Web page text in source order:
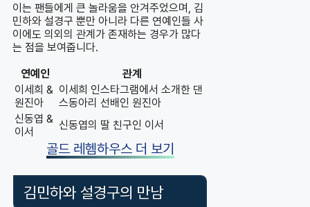
이는 팬들에게 큰 놀라움을 안겨주었으며, 김
민하와 설경구 뿐만 아니라 다른 연예인들 사
이에도 의외의 관계가 존재하는 경우가 많다
는 점을 보여줍니다.
연예인
관계
이세희 &
원진아
이세희 인스타그램에서 소개한 댄
스동아리 선배인 원진아
신동엽 &
이서
신동엽의 딸 친구인 이서
골드 레헴하우스 더 보기
김민하와 설경구의 만남